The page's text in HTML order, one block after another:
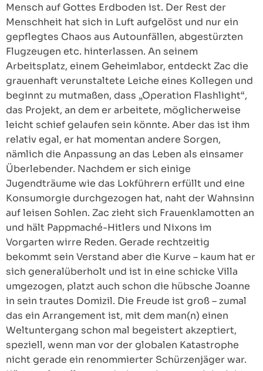
Mensch auf Gottes Erdboden ist. Der Rest der
Menschheit hat sich in Luft aufgelöst und nur ein
gepflegtes Chaos aus Autounfällen, abgestürzten
Flugzeugen etc. hinterlassen. An seinem
Arbeitsplatz, einem Geheimlabor, entdeckt Zac die
grauenhaft verunstaltete Leiche eines Kollegen und
beginnt zu mutmaßen, dass „Operation Flashlight“,
das Projekt, an dem er arbeitete, möglicherweise
leicht schief gelaufen sein könnte. Aber das ist ihm
relativ egal, er hat momentan andere Sorgen,
nämlich die Anpassung an das Leben als einsamer
Überlebender. Nachdem er sich einige
Jugendträume wie das Lokführern erfüllt und eine
Konsumorgie durchgezogen hat, naht der Wahnsinn
auf leisen Sohlen. Zac zieht sich Frauenklamotten an
und hält Pappmaché-Hitlers und Nixons im
Vorgarten wirre Reden. Gerade rechtzeitig
bekommt sein Verstand aber die Kurve – kaum hat er
sich generalüberholt und ist in eine schicke Villa
umgezogen, platzt auch schon die hübsche Joanne
in sein trautes Domizil. Die Freude ist groß – zumal
das ein Arrangement ist, mit dem man(n) einen
Weltuntergang schon mal begeistert akzeptiert,
speziell, wenn man vor der globalen Katastrophe
nicht gerade ein renommierter Schürzenjäger war.